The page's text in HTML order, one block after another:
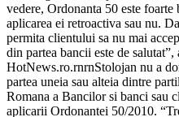
vedere, Ordonanta 50 este
aplicarea ei retroactiva sau nu.
permita clientului sa nu mai
din partea bancii este de
HotNews.ro.rnrnStolojan nu a
partea uneia sau alteia dintre
Romana a Bancilor si banci sau
aplicarii Ordonantei 50/2010.